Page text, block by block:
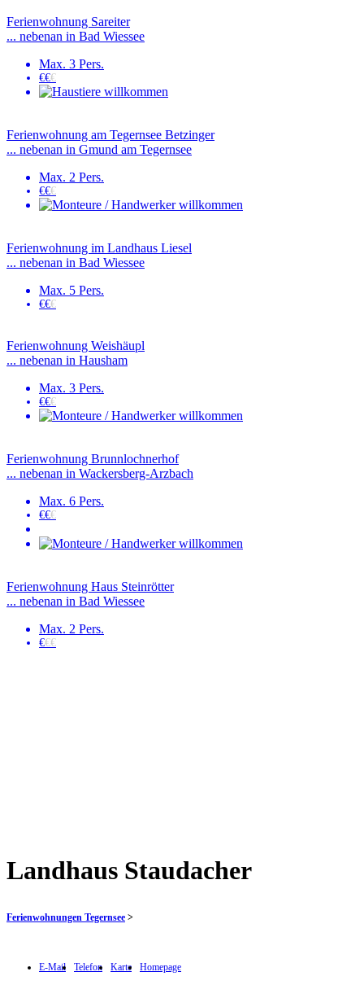
Ferienwohnung Sareiter
... nebenan in Bad Wiessee
Max. 3 Pers.
€€€
Ferienwohnung am Tegernsee Betzinger
... nebenan in Gmund am Tegernsee
Max. 2 Pers.
€€€
Ferienwohnung im Landhaus Liesel
... nebenan in Bad Wiessee
Max. 5 Pers.
€€€
Ferienwohnung Weishäupl
... nebenan in Hausham
Max. 3 Pers.
€€€
Ferienwohnung Brunnlochnerhof
... nebenan in Wackersberg-Arzbach
Max. 6 Pers.
€€€
Ferienwohnung Haus Steinrötter
... nebenan in Bad Wiessee
Max. 2 Pers.
€€€
Landhaus Staudacher
Ferienwohnungen Tegernsee >
E-Mail Telefon Karte Homepage